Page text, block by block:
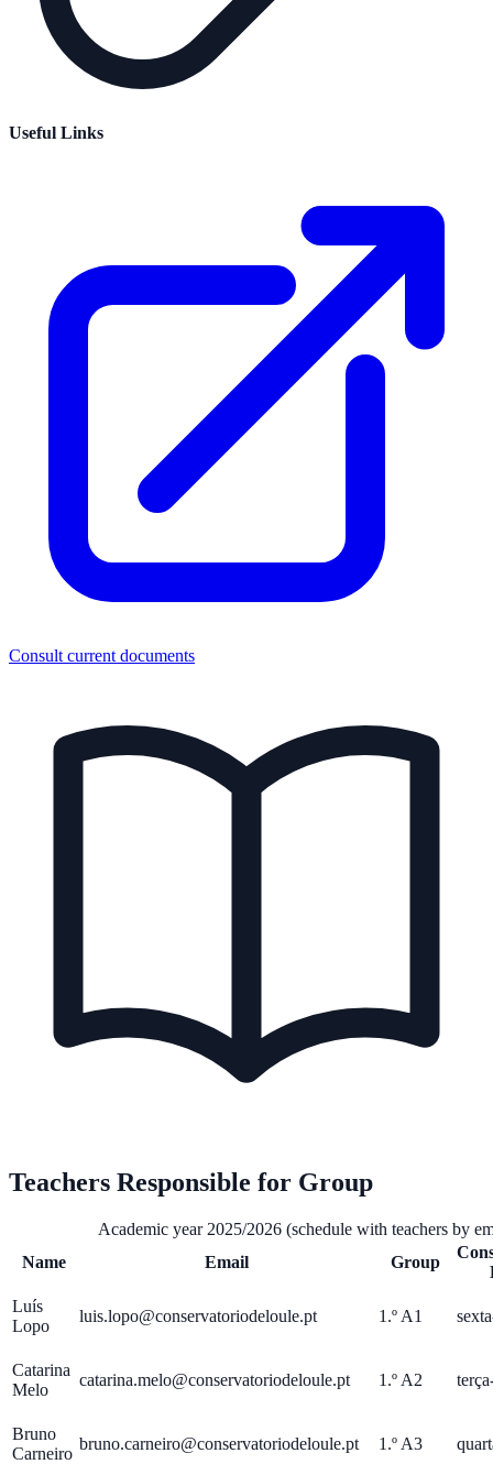
Useful Links
Consult current documents
Teachers Responsible for Group
Academic year 2025/2026 (schedule with teachers by
Name
Email Group
Luís
Lopo
luis.lopo@conservatoriodeloule.pt 1.º A1
Catarina
Melo
catarina.melo@conservatoriodeloule.pt 1.º A2
Bruno
Carneiro
bruno.carneiro@conservatoriodeloule.pt 1.º A3